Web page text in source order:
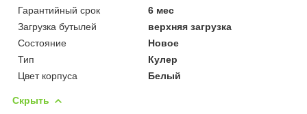
Гарантийный срок
6 мес
Загрузка бутылей
верхняя загрузка
Состояние
Новое
Тип
Кулер
Цвет корпуса
Белый
Скрыть